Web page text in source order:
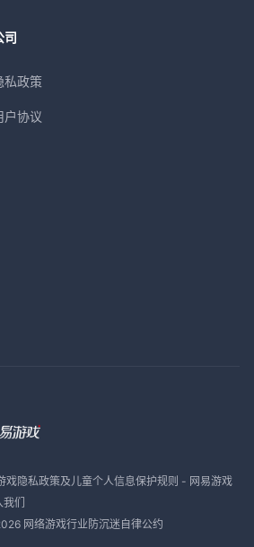
司
私政策
户协议
戏隐私政策及儿童个人信息保护规则 - 网易游戏
我们
网络游戏行业防沉迷自律公约